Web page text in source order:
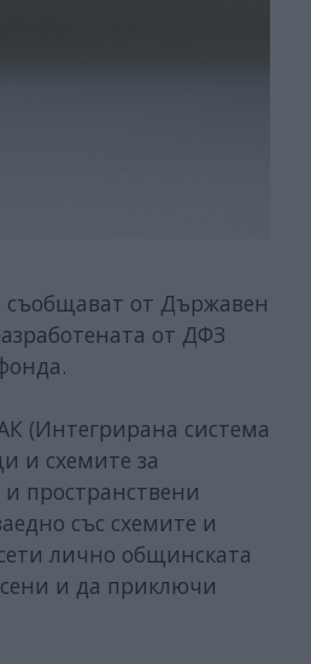
съобщават от Държавен
от ДФЗ
(Интегрирана система
и схемите за
пространствени
със схемите и
лично общинската
и да приключи